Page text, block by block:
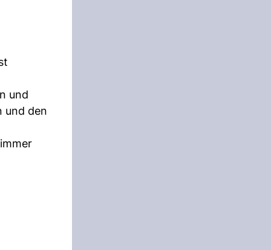
und
und den